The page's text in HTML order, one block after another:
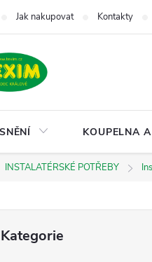
Jak nakupovat Kontakty
KOUPELNA
INSTALATÉRSKÉ POTŘEBY
Kategorie